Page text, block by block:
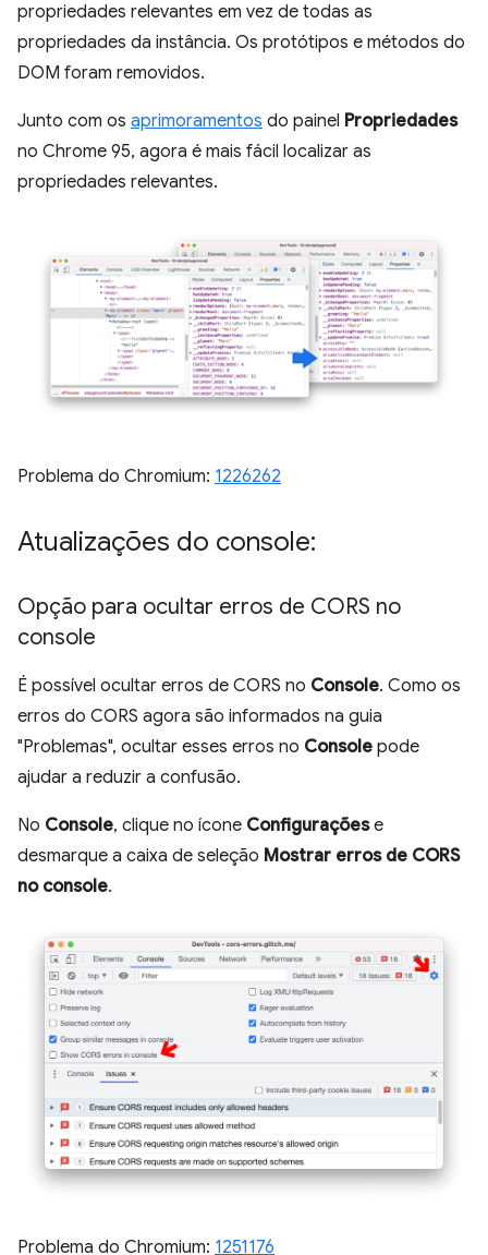
propriedades relevantes em vez de todas as
propriedades da instância. Os protótipos e métodos do
DOM foram removidos.
Junto com os aprimoramentos do painel Propriedades
no Chrome 95, agora é mais fácil localizar as
propriedades relevantes.
Problema do Chromium: 1226262
Atualizações do console:
Opção para ocultar erros de CORS no
console
É possível ocultar erros de CORS no Console. Como os
erros do CORS agora são informados na guia
"Problemas", ocultar esses erros no Console pode
ajudar a reduzir a confusão.
No Console, clique no ícone Configuraçõese
desmarque a caixa de seleção Mostrar erros de CORS
no console.
Problema do Chromium: 1251176